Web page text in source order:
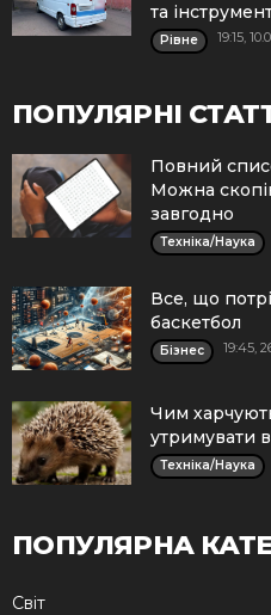
та
Рівне 19:15,
ПОПУЛЯРНІ
Повний
Можна
завгодно
Техніка/Наука
Все, що
баскетбол
Бізнес 19:45,
Чим
утримувати
Техніка/Наука
ПОПУЛЯРНА
Cвіт